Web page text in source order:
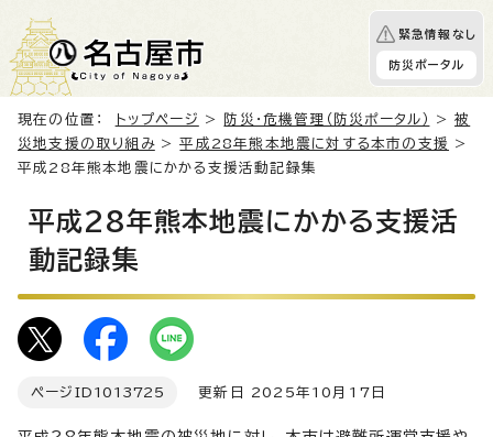
緊急情報なし
防災ポータル
現在の位置： トップページ > 防災・危機管理（防災ポータル） >被
災地支援の取り組み>平成28年熊本地震に対する本市の支援
>
平成28年熊本地震にかかる支援活動記録集
平成28年熊本地震にかかる支援活
動記録集
ページID 1013725 更新日 2025年10月17日